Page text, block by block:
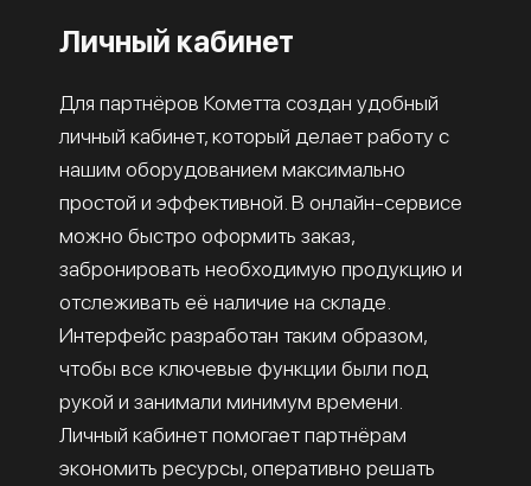
Личный кабинет
Для партнёров Кометта создан удобный
личный кабинет, который делает работу с
нашим оборудованием максимально
простой и эффективной. В онлайн-сервисе
можно быстро оформить заказ,
забронировать необходимую продукцию и
отслеживать её наличие на складе.
Интерфейс разработан таким образом,
чтобы все ключевые функции были под
рукой и занимали минимум времени.
Личный кабинет помогает партнёрам
экономить ресурсы, оперативно решать